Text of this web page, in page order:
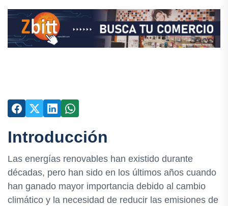
Introducción
Las energías renovables han existido durante
décadas, pero han sido en los últimos años cuando
han ganado mayor importancia debido al cambio
climático y la necesidad de reducir las emisiones de